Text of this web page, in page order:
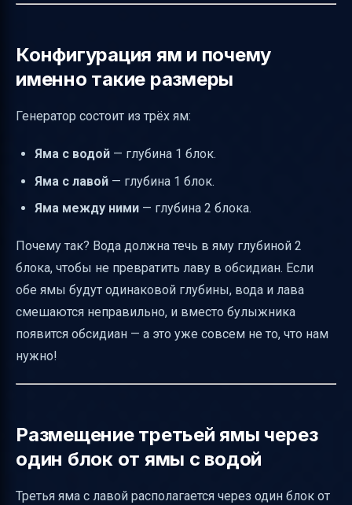
Конфигурация ям и почему
именно такие размеры
Генератор состоит из трёх ям:
Яма с водой — глубина 1 блок.
Яма с лавой — глубина 1 блок.
Яма между ними — глубина 2 блока.
Почему так? Вода должна течь в яму глубиной 2
блока, чтобы не превратить лаву в обсидиан. Если
обе ямы будут одинаковой глубины, вода и лава
смешаются неправильно, и вместо булыжника
появится обсидиан — а это уже совсем не то, что нам
нужно!
Размещение третьей ямы через
один блок от ямы с водой
Третья яма с лавой располагается через один блок от